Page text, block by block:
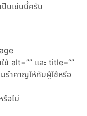
ป็นเช่นนี้ครับ
ช้ alt=”” และ title=“”
รำคาญให้กับผู้ใช้หรือ
รือไม่